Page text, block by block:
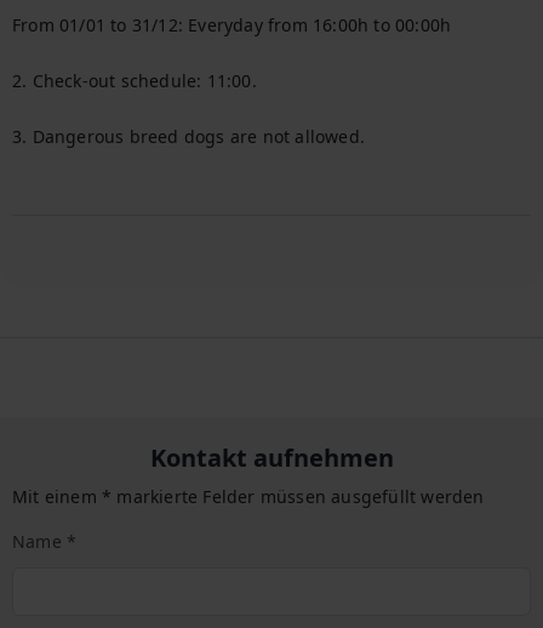
From 01/01 to 31/12: Everyday from 16:00h to 00:00h
2. Check-out schedule: 11:00.
3. Dangerous breed dogs are not allowed.
Kontakt aufnehmen
Mit einem * markierte Felder müssen ausgefüllt werden
Name *